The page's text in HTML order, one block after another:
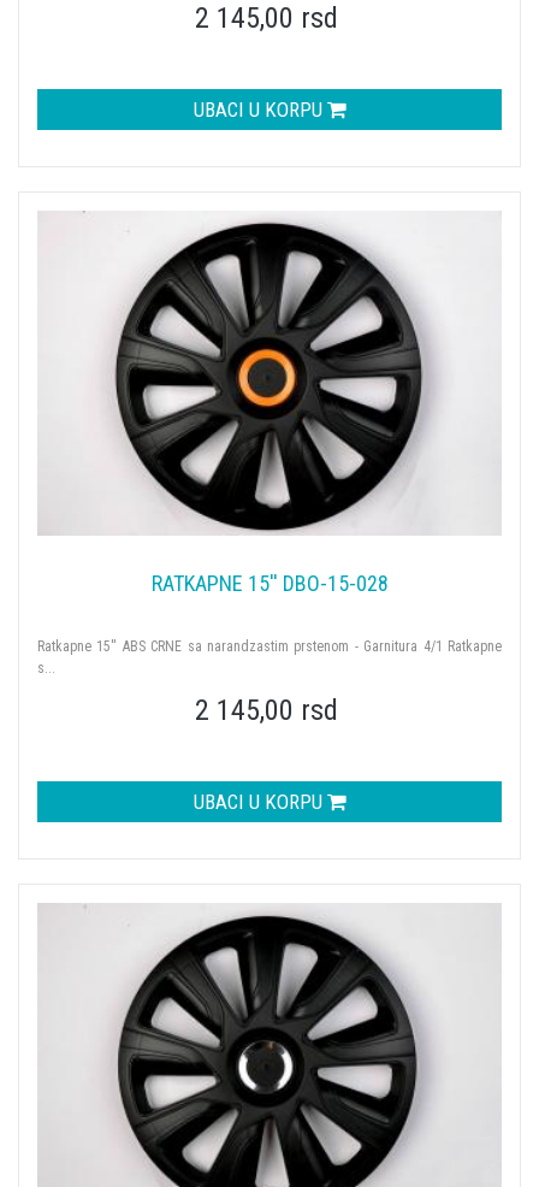
2 145,00 rsd
UBACI U KORPU
RATKAPNE 15'' DBO-15-028
Ratkapne 15'' ABS CRNE sa narandzastim prstenom - Garnitura 4/1 Ratkapne
s...
2 145,00 rsd
UBACI U KORPU